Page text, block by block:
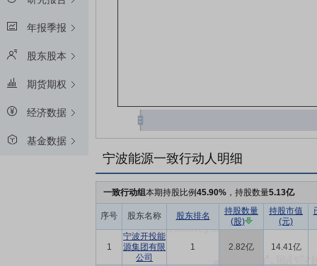
年报季报
股东股本
期货期权
经济数据
基金数据
宁波能源一致行动人明细
一致行动组本期持股比例45.90% ，持股数量5.13亿
序号 股东名称 股东排名
持股数量
(股)
持股市值
(元)
1
宁波开投能
源集团有限
公司
1 2.82亿 14.41亿